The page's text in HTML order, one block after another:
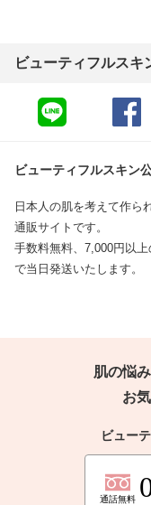
ビューティフルスキ
ビューティフルスキン
日本人の肌を考えて作ら
通販サイトです。
手数料無料、7,000円以
で当日発送いたします。
肌の悩
お
ビュー
通話無料